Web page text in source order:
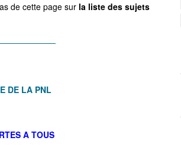
de cette page sur la liste des sujets
DE LA PNL
A TOUS